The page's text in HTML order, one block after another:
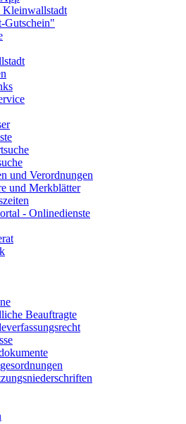
Kleinwallstadt
Gutschein"
und Verordnungen
und Merkblätter
- Onlinedienste
Beauftragte